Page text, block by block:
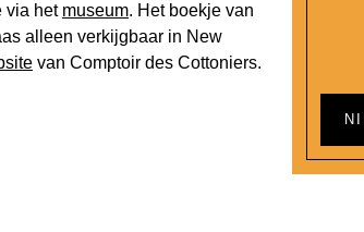
via het museum. Het boekje van
alleen verkijgbaar in New
van Comptoir des Cottoniers.